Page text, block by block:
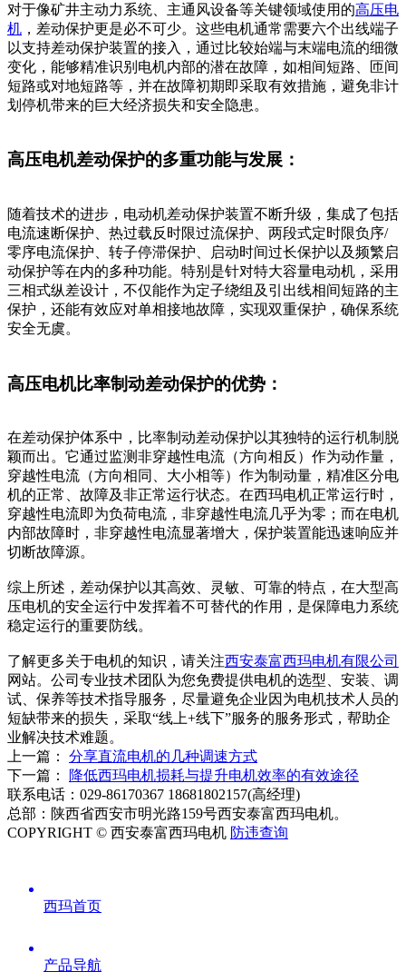
对于像矿井主动力系统、主通风设备等关键领域使用的高压电
机 ，差动保护更是必不可少。这些电机通常需要六个出线端子
以支持差动保护装置的接入，通过比较始端与末端电流的细微
变化，能够精准识别电机内部的潜在故障，如相间短路、匝间
短路或对地短路等，并在故障初期即采取有效措施，避免非计
划停机带来的巨大经济损失和安全隐患。
高压电机差动保护的多重功能与发展：
随着技术的进步，电动机差动保护装置不断升级，集成了包括
电流速断保护、热过载反时限过流保护、两段式定时限负序/
零序电流保护、转子停滞保护、启动时间过长保护以及频繁启
动保护等在内的多种功能。特别是针对特大容量电动机，采用
三相式纵差设计，不仅能作为定子绕组及引出线相间短路的主
保护，还能有效应对单相接地故障，实现双重保护，确保系统
安全无虞。
高压电机比率制动差动保护的优势：
在差动保护体系中，比率制动差动保护以其独特的运行机制脱
颖而出。它通过监测非穿越性电流（方向相反）作为动作量，
穿越性电流（方向相同、大小相等）作为制动量，精准区分电
机的正常、故障及非正常运行状态。在西玛电机正常运行时，
穿越性电流即为负荷电流，非穿越性电流几乎为零；而在电机
内部故障时，非穿越性电流显著增大，保护装置能迅速响应并
切断故障源。
综上所述，差动保护以其高效、灵敏、可靠的特点，在大型高
压电机的安全运行中发挥着不可替代的作用，是保障电力系统
稳定运行的重要防线。
了解更多关于电机的知识，请关注西安泰富西玛电机有限公司
网站。公司专业技术团队为您免费提供电机的选型、安装、调
试、保养等技术指导服务，尽量避免企业因为电机技术人员的
短缺带来的损失，采取“线上+线下”服务的服务形式，帮助企
业解决技术难题。
上一篇： 分享直流电机的几种调速方式
下一篇：
降低西玛电机损耗与提升电机效率的有效途径
联系电话：029-86170367 18681802157(高经理)
总部：陕西省西安市明光路159号西安泰富西玛电机。
COPYRIGHT © 西安泰富西玛电机 防违查询
西玛首页
产品导航